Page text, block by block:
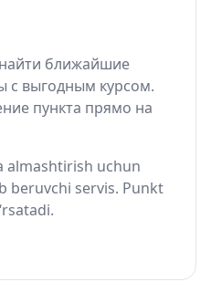
ближайшие
с выгодным курсом.
пункта прямо на
almashtirish uchun
beruvchi servis. Punkt